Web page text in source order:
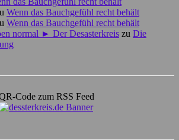
Wenn das Bauchgefühl recht behält
Wenn das Bauchgefühl recht behält
normal ► Der Desasterkreis zu Die
Code zum RSS Feed